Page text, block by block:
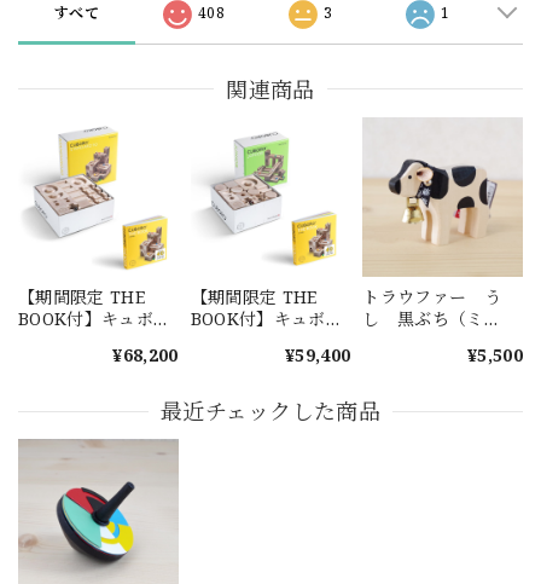
すべて 408 3 1
関連商品
【期間限定 THE
BOOK付】キュボ
¥68,200
【期間限定 THE
BOOK付】キュボ
¥59,400
トラウファー う
し 黒ぶち（ミ
¥5,500
最近チェックした商品